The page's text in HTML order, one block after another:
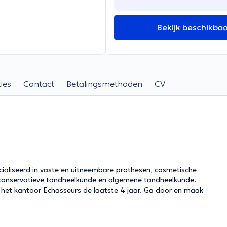
Bekijk
Contact Betalingsmethoden CV
in vaste en uitneembare prothesen, cosmetische
tandheelkunde en algemene tandheelkunde.
kantoor Echasseurs de laatste 4 jaar. Ga door en maak